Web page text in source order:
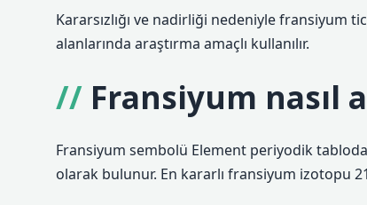
Kararsızlığı ve nadirliği nedeniyle fransiyum
alanlarında araştırma amaçlı kullanılır.
Fransiyum nasıl
Fransiyum sembolü Element periyodik
olarak bulunur. En kararlı fransiyum izotopu